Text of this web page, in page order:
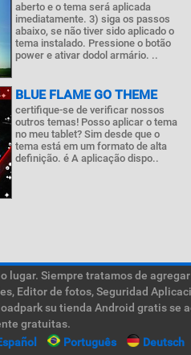
aberto e o tema será aplicada
imediatamente. 3) siga os passos
abaixo, se não tiver sido aplicado o
tema instalado. Pressione o botão
power e ativar dodol armário. ..
BLUE FLAME GO THEME
certifique-se de verificar nossos
outros temas! Posso aplicar o tema
no meu tablet? Sim desde que o
tema está em um formato de alta
definição. é A aplicação dispo..
Siempre tratamos de
Editor de fotos, Seguridad
su tienda Android gratis
gratuitas.
Português
Deutsch